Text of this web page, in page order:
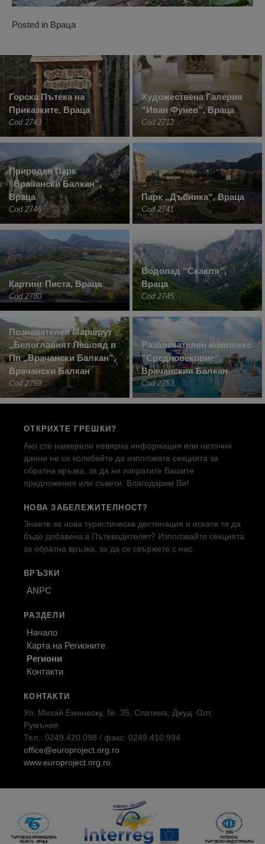
Posted in Враца
Горска Пътека на
Приказките, Враца
Cod 2743
Художествена Галерия
“Иван Фунев”, Враца
Cod 2712
Природен Парк
“Врачански Балкан”,
Враца
Cod 2746
Парк „Дъбника“, Враца
Cod 2741
Картинг Писта, Враца
Cod 2780
Водопад “Скакля”,
Враца
Cod 2745
Познавателен Маршрут
„Белоглавият Лешояд в
Пп „Врачански Балкан”,
Врачански Балкан
Cod 2759
Развлекателен Комплекс
“Средновековие”,
Врачанския Балкан
Cod 2753
ОТКРИХТЕ ГРЕШКИ?
Ако сте намерили невярна информация или неточни
данни не се колебайте да използвате секцията за
обратна връзка, за да ни изпратите Вашите
предложения или съвети. Благодарим Ви!
НОВА ЗАБЕЛЕЖИТЕЛНОСТ?
Знаете за нова туристическа дестинация и искате тя да
бъде добавена в Пътеводителят? Използвайте секцията
за обратна връзка, за да се свържете с нас.
ВРЪЗКИ
ANPC
РАЗДЕЛИ
Начало
Карта на Регионите
Региони
Контакти
КОНТАКТИ
Ул. Михай Еминеску, Nr. 35, Слатина, Джуд. Олт,
Румъния
Тел:. 0249.420.098 / факс: 0249.410.994
office@europroject.org.ro
www.europroject.org.ro